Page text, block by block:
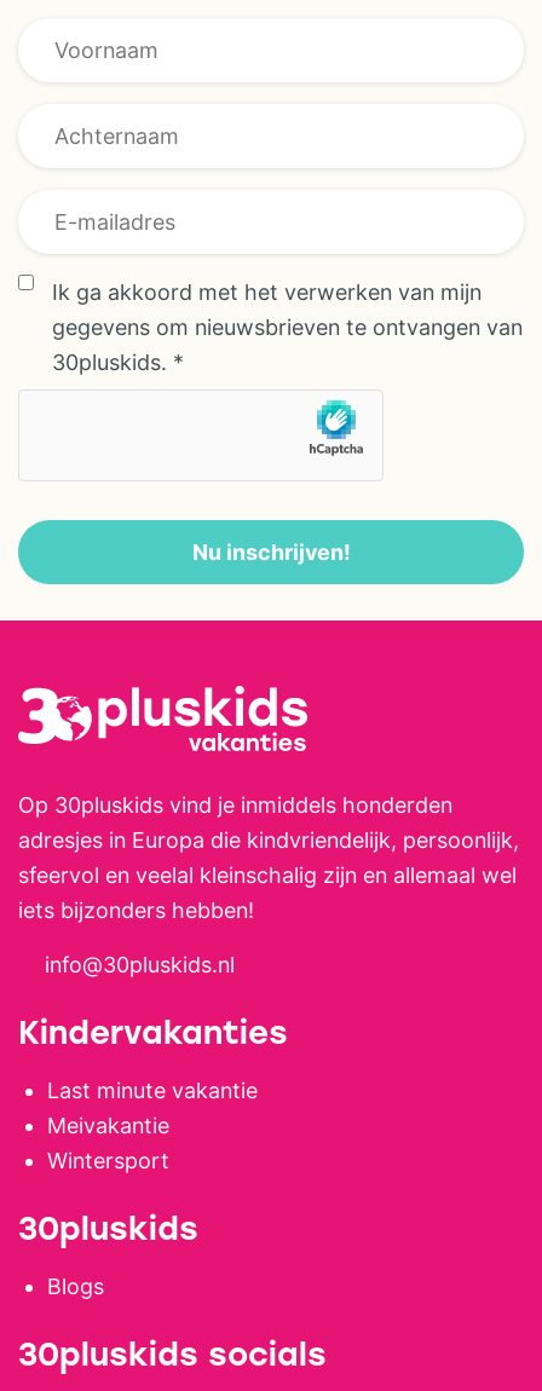
Voornaam * *
Ik ga akkoord met het verwerken van mijn
gegevens om nieuwsbrieven te ontvangen van
30pluskids. *
Nu inschrijven!
Op 30pluskids vind je inmiddels honderden
adresjes in Europa die kindvriendelijk, persoonlijk,
sfeervol en veelal kleinschalig zijn en allemaal wel
iets bijzonders hebben!
info@30pluskids.nl
Kindervakanties
Last minute vakantie
Meivakantie
Wintersport
30pluskids
Blogs
30pluskids socials